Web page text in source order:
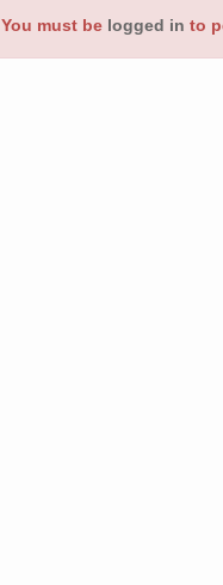
You must be logged in to